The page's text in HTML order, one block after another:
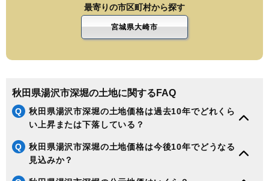
最寄りの市区町村から探す
宮城県大崎市
秋田県湯沢市深堀の土地に関するFAQ
Q
秋田県湯沢市深堀の土地価格は過去10年でどれくら
い上昇または下落している？
Q
秋田県湯沢市深堀の土地価格は今後10年でどうなる
見込みか？